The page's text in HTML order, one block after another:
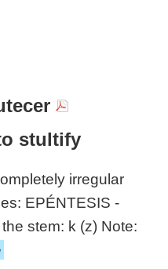
stultify
irregular
EPÉNTESIS -
stem: k (z) Note: